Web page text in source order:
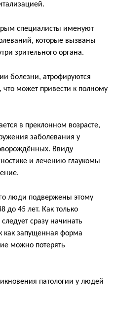
специалисты именуют
которые вызваны
зрительного органа.
болезни, атрофируются
может привести к полному
в преклонном возрасте,
заболевания у
Ввиду
и лечению глаукомы
люди подвержены этому
до 45 лет. Как только
сразу начинать
как запущенная форма
можно потерять
патологии у людей